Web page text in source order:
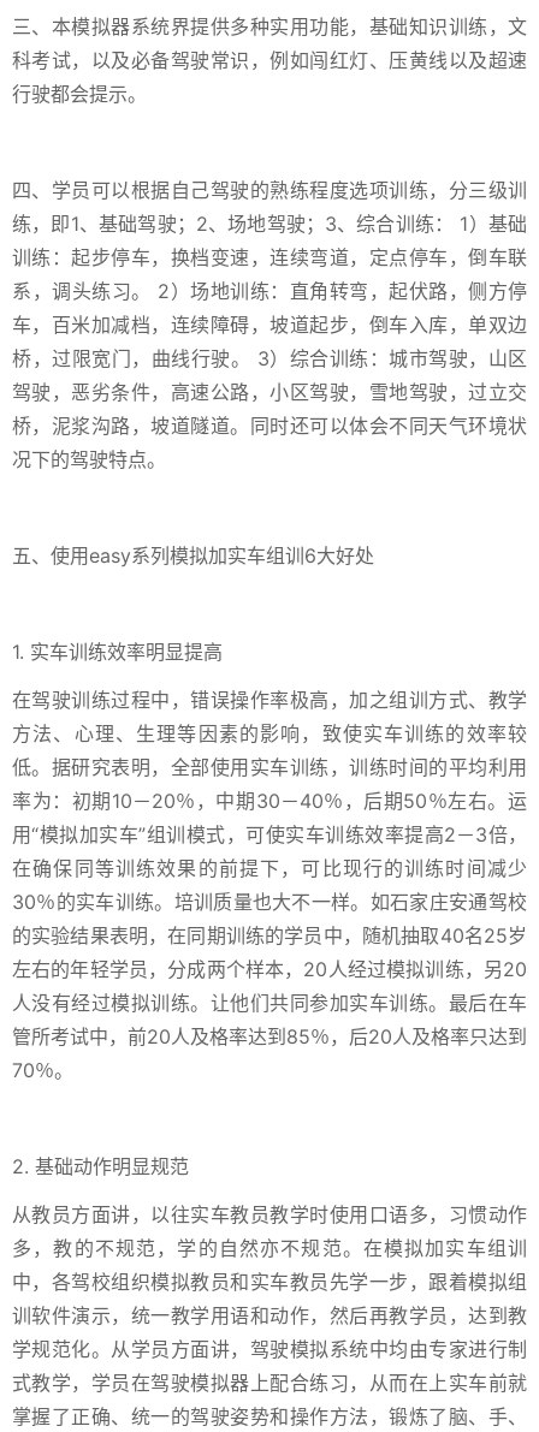
三、本模拟器系统界提供多种实用功能，基础知识训练，文
科考试，以及必备驾驶常识，例如闯红灯、压黄线以及超速
行驶都会提示。
四、学员可以根据自己驾驶的熟练程度选项训练，分三级训
练，即1、基础驾驶；2、场地驾驶；3、综合训练： 1）基础
训练：起步停车，换档变速，连续弯道，定点停车，倒车联
系，调头练习。 2）场地训练：直角转弯，起伏路，侧方停
车，百米加减档，连续障碍，坡道起步，倒车入库，单双边
桥，过限宽门，曲线行驶。 3）综合训练：城市驾驶，山区
驾驶，恶劣条件，高速公路，小区驾驶，雪地驾驶，过立交
桥，泥浆沟路，坡道隧道。同时还可以体会不同天气环境状
况下的驾驶特点。
五、使用easy系列模拟加实车组训6大好处
1. 实车训练效率明显提高
在驾驶训练过程中，错误操作率极高，加之组训方式、教学
方法、心理、生理等因素的影响，致使实车训练的效率较
低。据研究表明，全部使用实车训练，训练时间的平均利用
率为：初期10－20％，中期30－40％，后期50％左右。运
用“模拟加实车”组训模式，可使实车训练效率提高2－3倍，
在确保同等训练效果的前提下，可比现行的训练时间减少
30％的实车训练。培训质量也大不一样。如石家庄安通驾校
的实验结果表明，在同期训练的学员中，随机抽取40名25岁
左右的年轻学员，分成两个样本，20人经过模拟训练，另20
人没有经过模拟训练。让他们共同参加实车训练。最后在车
管所考试中，前20人及格率达到85％，后20人及格率只达到
70％。
2. 基础动作明显规范
从教员方面讲，以往实车教员教学时使用口语多，习惯动作
多，教的不规范，学的自然亦不规范。在模拟加实车组训
中，各驾校组织模拟教员和实车教员先学一步，跟着模拟组
训软件演示，统一教学用语和动作，然后再教学员，达到教
学规范化。从学员方面讲，驾驶模拟系统中均由专家进行制
式教学，学员在驾驶模拟器上配合练习，从而在上实车前就
掌握了正确、统一的驾驶姿势和操作方法，锻炼了脑、手、